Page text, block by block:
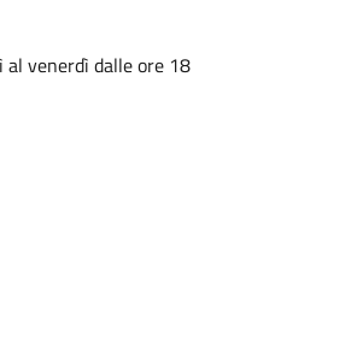
venerdì dalle ore 18